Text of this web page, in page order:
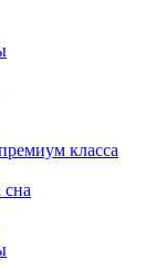
класса